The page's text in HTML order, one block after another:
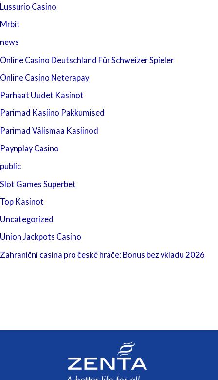
Lussurio Casino
Mrbit
news
Online Casino Deutschland Für Schweizer Spieler
Online Casino Neterapay
Parhaat Uudet Kasinot
Parimad Kasiino Pakkumised
Parimad Välismaa Kasiinod
Paynplay Casino
public
Slot Games Superbet
Top Kasinot
Uncategorized
Union Jackpots Casino
Zahraniční casina pro české hráče: Bonus bez vkladu 2026